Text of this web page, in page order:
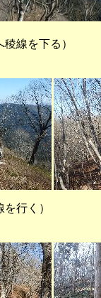
北へ稜線を
を行く） （